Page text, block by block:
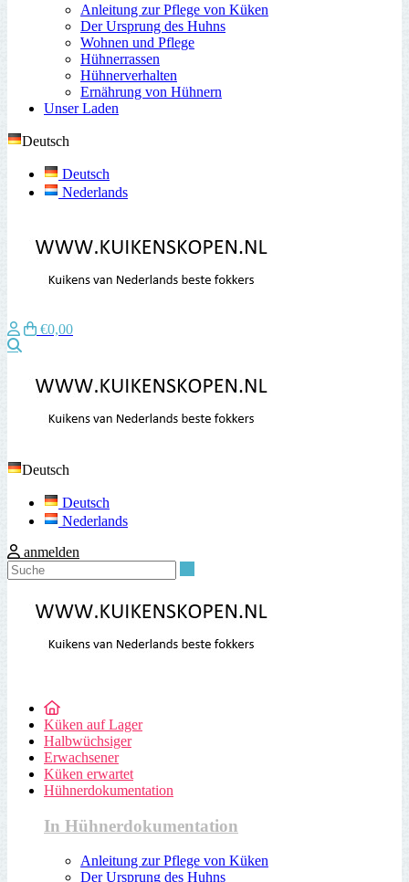
Anleitung zur Pflege von Küken
Der Ursprung des Huhns
Wohnen und Pflege
Hühnerrassen
Hühnerverhalten
Ernährung von Hühnern
Unser Laden
Deutsch
Deutsch
Nederlands
€0,00
Deutsch
Deutsch
Nederlands
anmelden
Küken auf Lager
Halbwüchsiger
Erwachsener
Küken erwartet
Hühnerdokumentation
In Hühnerdokumentation
Anleitung zur Pflege von Küken
Der Ursprung des Huhns